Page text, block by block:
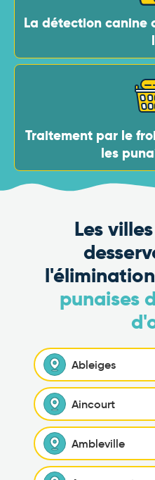
La détection canine
Traitement par le
les
Les
punaises
Ableiges
Aincourt
Ambleville